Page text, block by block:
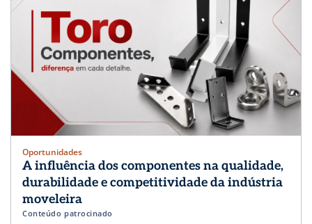
Oportunidades
A influência dos componentes na qualidade,
durabilidade e competitividade da indústria
moveleira
Conteúdo patrocinado